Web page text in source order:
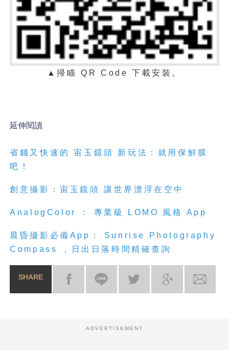
▲掃瞄 QR Code 下載安裝。
延伸閱讀
省錢又快速的 宙玉 鏡頭
新玩法：就用保鮮膜
吧！
創意攝影：宙玉鏡頭 讓世界漂浮在空中
AnalogColor ： 專業級 LOMO 風格 App
晨昏攝影必備 App ：
Sunrise Photography
Compass
，日出日落時間精確查詢
SHARE
ADVERTISEMENT